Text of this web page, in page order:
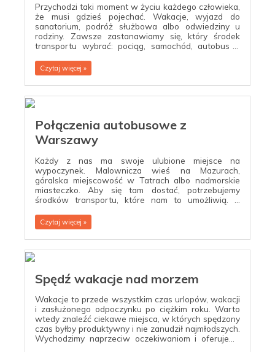
Przychodzi taki moment w życiu każdego człowieka,
że musi gdzieś pojechać. Wakacje, wyjazd do
sanatorium, podróż służbowa albo odwiedziny u
rodziny. Zawsze zastanawiamy się, który środek
transportu wybrać: pociąg, samochód, autobus a
docierają do wszystkich miejscowości, ba, samoloty
poruszają się tylko na kilku trasach w całej Polsce.
Przy obecnych cenach paliwa szukamy różnych
rozwiązań, dzięki którym możemy zaoszczędzić.
Czytaj więcej »
Połączenia autobusowe z
Warszawy
Każdy z nas ma swoje ulubione miejsce na
wypoczynek. Malownicza wieś na Mazurach,
góralska miejscowość w Tatrach albo nadmorskie
miasteczko. Aby się tam dostać, potrzebujemy
środków transportu, które nam to umożliwią. Z
wiele połączeń międzymiastowych, między innymi z
Warszawy. Możesz bezpiecznie kupić bilet za
pośrednictwem naszej strony internetowej. Na
każdym rozkładzie znajdziesz zarówno czas
Czytaj więcej »
Spędź wakacje nad morzem
Wakacje to przede wszystkim czas urlopów, wakacji
i zasłużonego odpoczynku po ciężkim roku. Warto
wtedy znaleźć ciekawe miejsca, w których spędzony
czas byłby produktywny i nie zanudził najmłodszych.
Wychodzimy naprzeciw oczekiwaniom i oferujemy